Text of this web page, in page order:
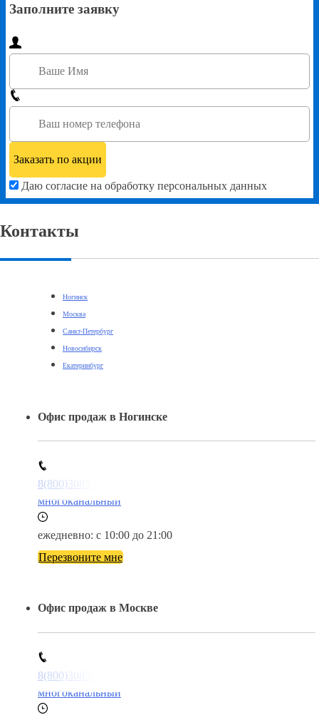
Заполните заявку
Даю согласие на обработку персональных данных
Контакты
Ногинск
Москва
Санкт-Петербург
Новосибирск
Екатеринбург
Офис продаж в Ногинске
8(800)3085303
многоканальный
ежедневно: с 10:00 до 21:00
Перезвоните мне
Офис продаж в Москве
8(800)3085303
многоканальный